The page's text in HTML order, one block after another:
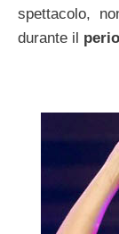
spettacolo,
durante il